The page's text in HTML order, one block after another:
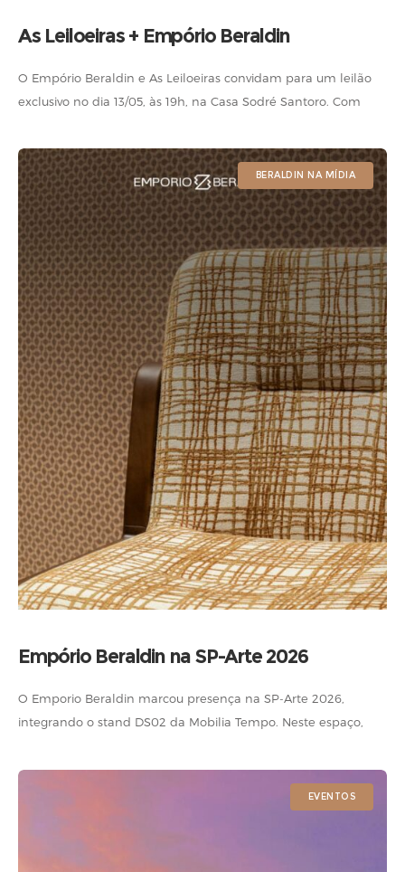
As Leiloeiras + Empório Beraldin
O Empório Beraldin e As Leiloeiras convidam para um leilão
exclusivo no dia 13/05, às 19h, na Casa Sodré Santoro. Com
Galpão/off,
BERALDIN NA MÍDIA
Empório Beraldin na SP-Arte 2026
O Emporio Beraldin marcou presença na SP-Arte 2026,
integrando o stand DS02 da Mobilia Tempo. Neste espaço,
poltronas, cadeiras, móveis e divisórias,
EVENTOS